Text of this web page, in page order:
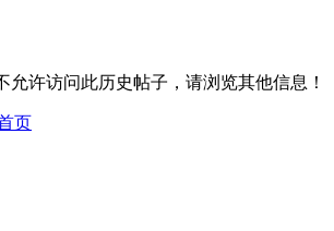
允许访问此历史帖子，请浏览其他信息！
页